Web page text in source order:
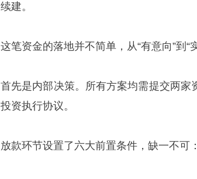
续建。
这笔资金的落地并不简单，从“有意向”到“
首先是内部决策。所有方案均需提交两
投资执行协议。
放款环节设置了六大前置条件，缺一不可：